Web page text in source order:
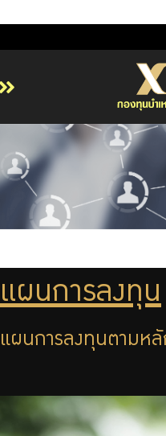
หน้าหลัก
เกี่ยวกับ กบข.
บริการสมาชิก
ลงทุน
รายงานผลการดำเนินงาน
ข่าวสารและกิจกรรม
บริการเจ้าหน้าที่ส่วนราชการ
ร่วมงานกับเรา
แผนการลงทุน
แผนการลงทุนตามหลั